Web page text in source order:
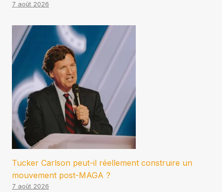
7 août 2026
Tucker Carlson peut-il réellement construire un
mouvement post-MAGA ?
7 août 2026